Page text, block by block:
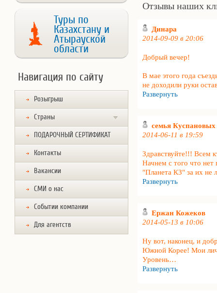
Туры по
Казахстану и
Атырауской
области
Навигация по сайту
Розыгрыш
Страны
ПОДАРОЧНЫЙ СЕРТИФИКАТ
Контакты
Вакансии
СМИ о нас
Событии компании
Для агентств
Отзывы наших
Динара
2014-09-09 в 20:06
Добрый вечер!
В мае этого года
не доходили руки
Развернуть
семья Куспановых
2014-06-11 в 19:59
Здравствуйте!!! Всем
Начнем с того что нет
"Планета КЗ" за их не
Развернуть
Ержан Кожеков
2014-05-13 в 10:06
Ну вот, наконец, и
Южной Корее! Мои
Уровень…
Развернуть